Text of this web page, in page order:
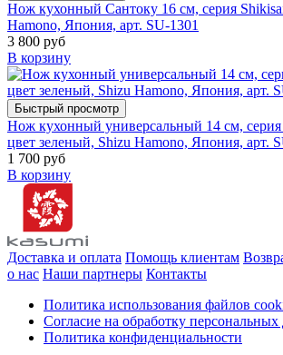
Нож кухонный Сантоку 16 см, серия
Hamono, Япония, арт. SU-1301
3 800 руб
В корзину
Быстрый просмотр
Нож кухонный универсальный 14 см,
цвет зеленый, Shizu Hamono, Япония, арт.
1 700 руб
В корзину
Доставка и оплата Помощь клиентам
о нас Наши партнеры Контакты
Политика использования файлов
Согласие на обработку
Политика конфиденциальности